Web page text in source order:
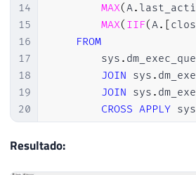
14
15
16
17
18
19
20
21
22
MAX(A.
MAX( IIF(A. [
FROM
        sys
.
JOIN sys .
JOIN sys .
CROSS APPLY sys
WHERE
        C
Resultado: